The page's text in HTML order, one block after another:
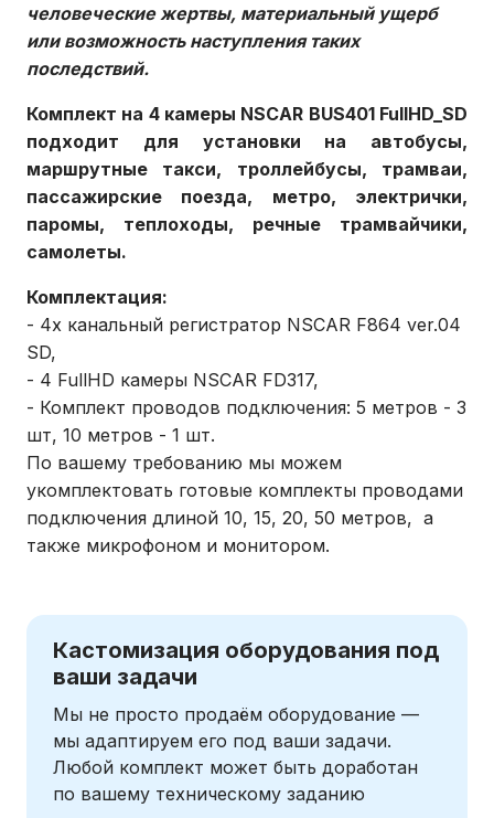
человеческие жертвы, материальный ущерб
или возможность наступления таких
последствий.
Комплект на 4 камеры NSCAR BUS401 FullHD_SD
подходит для установки на автобусы,
маршрутные такси, троллейбусы, трамваи,
пассажирские поезда, метро, электрички,
паромы, теплоходы, речные трамвайчики,
самолеты.
Комплектация:
- 4х канальный регистратор NSCAR F864 ver.04
SD,
- 4 FullHD камеры NSCAR FD317,
- Комплект проводов подключения: 5 метров - 3
шт, 10 метров - 1 шт.
По вашему требованию мы можем
укомплектовать готовые комплекты проводами
подключения длиной 10, 15, 20, 50 метров, а
также микрофоном и монитором.
Кастомизация оборудования под
ваши задачи
Мы не просто продаём оборудование —
мы адаптируем его под ваши задачи.
Любой комплект может быть доработан
по вашему техническому заданию